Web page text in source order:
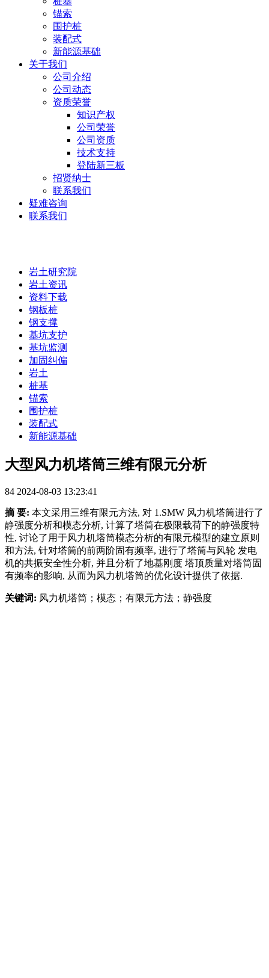
锚索
围护桩
装配式
新能源基础
关于我们
公司介绍
公司动态
资质荣誉
知识产权
公司荣誉
公司资质
技术支持
登陆新三板
招贤纳士
联系我们
疑难咨询
联系我们
岩土研究院
岩土资讯
资料下载
钢板桩
钢支撑
基坑支护
基坑监测
加固纠偏
岩土
桩基
锚索
围护桩
装配式
新能源基础
大型风力机塔筒三维有限元分析
84 2024-08-03 13:23:41
摘 要: 本文采用三维有限元方法, 对 1.SMW 风力机塔筒进行了
静强度分析和模态分析, 计算了塔筒在极限载荷下的静强度特
性, 讨论了用于风力机塔筒模态分析的有限元模型的建立原则
和方法, 针对塔筒的前两阶固有频率, 进行了塔筒与风轮 发电
机的共振安全性分析, 并且分析了地基刚度 塔顶质量对塔筒固
有频率的影响, 从而为风力机塔筒的优化设计提供了依据.
关键词: 风力机塔筒；模态；有限元方法；静强度